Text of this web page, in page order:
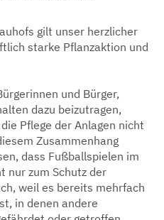
gilt unser herzlicher
starke Pflanzaktion und
und Bürger,
dazu beizutragen,
Pflege der Anlagen nicht
Zusammenhang
dass Fußballspielen im
nur zum Schutz der
weil es bereits mehrfach
in denen andere